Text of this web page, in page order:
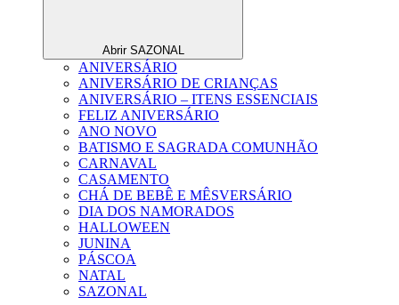
Abrir SAZONAL
ANIVERSÁRIO
ANIVERSÁRIO DE CRIANÇAS
ANIVERSÁRIO – ITENS ESSENCIAIS
FELIZ ANIVERSÁRIO
ANO NOVO
BATISMO E SAGRADA COMUNHÃO
CARNAVAL
CASAMENTO
CHÁ DE BEBÊ E MÊSVERSÁRIO
DIA DOS NAMORADOS
HALLOWEEN
JUNINA
PÁSCOA
NATAL
SAZONAL